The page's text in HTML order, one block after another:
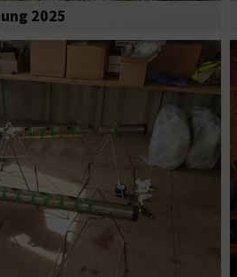
2025